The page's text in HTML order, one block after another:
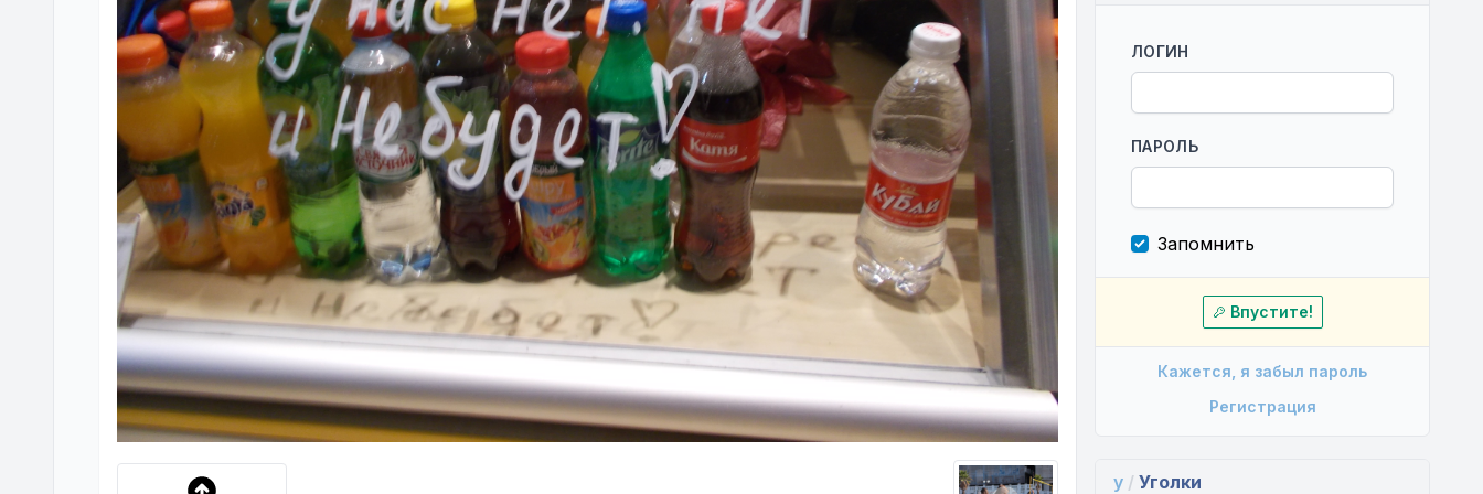
ЛОГИН
ПАРОЛЬ
Запомнить
Впустите!
Кажется, я забыл пароль
Регистрация
y / Уголки